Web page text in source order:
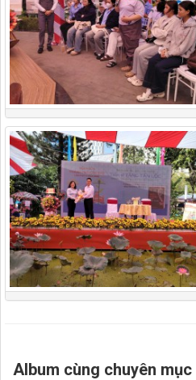
Album cùng chuyên mục